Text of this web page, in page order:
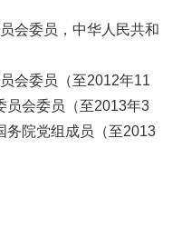
委员，中华人民共和
委员（至2012年11
员会委员（至2013年3
务院党组成员（至2013